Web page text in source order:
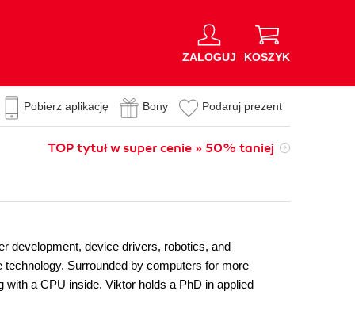
ZALOGUJ KOSZYK
Pobierz aplikację Bony Podaruj prezent
TOP tytuł w super cenie » 50% taniej
development, device drivers, robotics, and
Surrounded by computers for more
a CPU inside. Viktor holds a PhD in applied